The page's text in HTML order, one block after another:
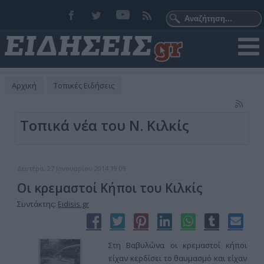
Αρχική Τοπικές Ειδήσεις
Τοπικά νέα του Ν. Κιλκίς
Δευτέρα, 27 Ιανουαρίου 2014 19:09
Οι κρεμαστοί Κήποι του Κιλκίς
Συντάκτης: Eidisis.gr
Στη Βαβυλώνα οι κρεμαστοί κήποι
είχαν κερδίσει το θαυμασμό και είχαν